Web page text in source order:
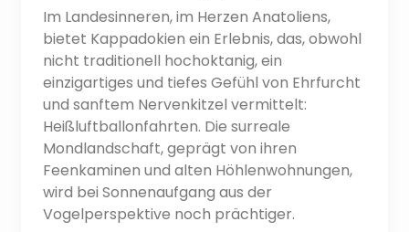
Im Landesinneren, im Herzen Anatoliens,
bietet Kappadokien ein Erlebnis, das, obwohl
nicht traditionell hochoktanig, ein
einzigartiges und tiefes Gefühl von Ehrfurcht
und sanftem Nervenkitzel vermittelt:
Heißluftballonfahrten. Die surreale
Mondlandschaft, geprägt von ihren
Feenkaminen und alten Höhlenwohnungen,
wird bei Sonnenaufgang aus der
Vogelperspektive noch prächtiger.